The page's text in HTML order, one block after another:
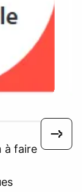
à faire